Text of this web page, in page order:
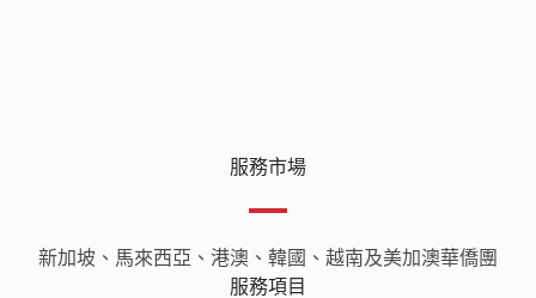
服務市場
新加坡、馬來西亞、港澳、韓國、越南及美加澳華僑團
服務項目